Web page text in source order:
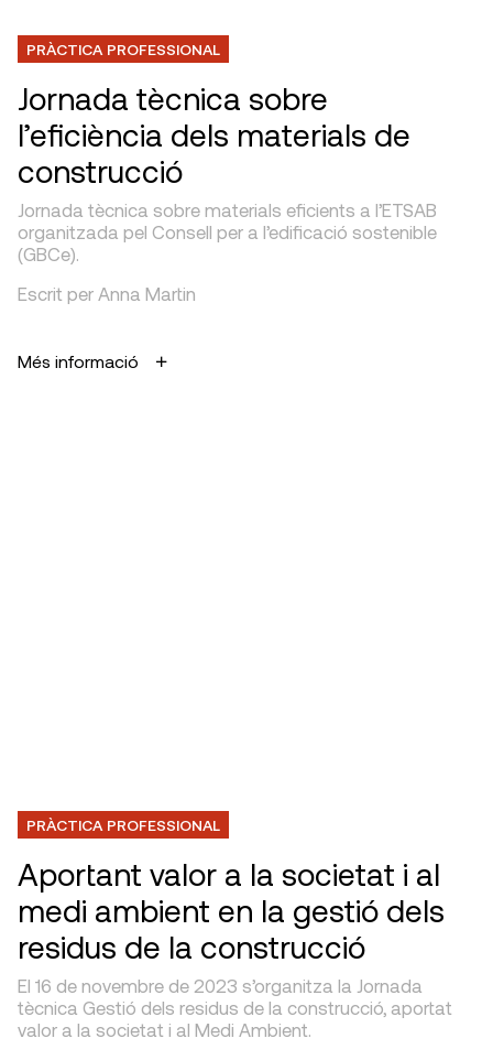
PRÀCTICA PROFESSIONAL
Jornada tècnica sobre
l’eficiència dels materials de
construcció
Jornada tècnica sobre materials eficients a l’ETSAB
organitzada pel Consell per a l’edificació sostenible
(GBCe).
Escrit per Anna Martin
Més informació
PRÀCTICA PROFESSIONAL
Aportant valor a la societat i al
medi ambient en la gestió dels
residus de la construcció
El 16 de novembre de 2023 s’organitza la Jornada
tècnica Gestió dels residus de la construcció, aportat
valor a la societat i al Medi Ambient.